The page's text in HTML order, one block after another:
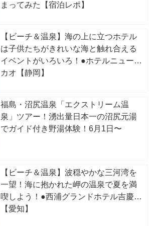
まってみた【宿泊レポ】
【ビーチ＆温泉】海の上に立つホテル
は子供たちがきれいな海と触れ合える
イベントがいろいろ！●ホテルニューア
カオ【静岡】
福島・沼尻温泉「エクストリーム温
泉」ツアー！湧出量日本一の沼尻元湯
でガイド付き野湯体験！6月1日〜
【ビーチ＆温泉】波穏やかな三河湾を
一望！海に抱かれた岬の温泉で夏を満
喫しよう！●西浦グランドホテル吉慶
【愛知】